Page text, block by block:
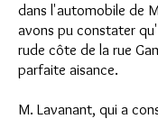
dans l'automobile de
avons pu constater
rude côte de la rue
parfaite aisance.
M. Lavanant, qui a